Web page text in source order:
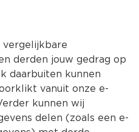
Kies jouw
vergelijkbare
derden jouw gedrag op
daarbuiten kunnen
vanuit onze e-
kunnen wij
delen (zoals een e-